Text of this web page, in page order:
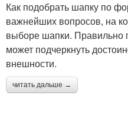
Как подобрать шапку по
важнейших вопросов, на
выборе шапки. Правильно
может подчеркнуть
внешности.
читать дальше →